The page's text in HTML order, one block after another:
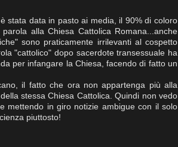
stata data in pasto ai media, il 90% di coloro
alla Chiesa Cattolica Romana...anche
sono praticamente irrilevanti al cospetto
"cattolico" dopo sacerdote transessuale ha
per infangare la Chiesa, facendo di fatto un
il fatto che ora non appartenga più alla
stessa Chiesa Cattolica. Quindi non vedo
mettendo in giro notizie ambigue con il solo
piuttosto!